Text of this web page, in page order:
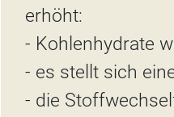
erhöht:
- Kohlenhydrate
- es stellt sich
- die